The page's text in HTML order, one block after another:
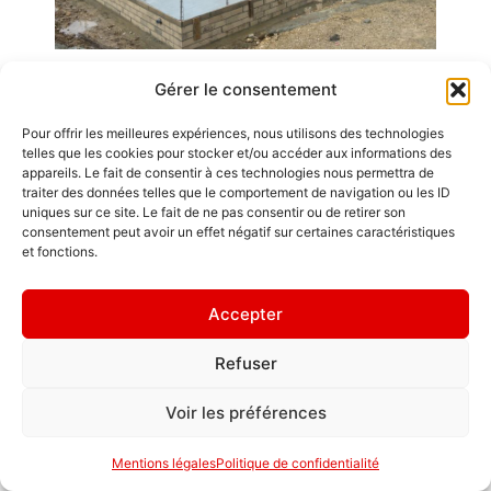
Gérer le consentement
Pour offrir les meilleures expériences, nous utilisons des technologies
telles que les cookies pour stocker et/ou accéder aux informations des
appareils. Le fait de consentir à ces technologies nous permettra de
traiter des données telles que le comportement de navigation ou les ID
uniques sur ce site. Le fait de ne pas consentir ou de retirer son
consentement peut avoir un effet négatif sur certaines caractéristiques
et fonctions.
Accepter
Refuser
Voir les préférences
Mentions légalesPolitique de confidentialité
Emplois
Contact / Accès
Mentions légales
" Chacun est roi
Politique de
confidentialité
GDL Construction
2026
6, Rue des
Planches
ZA La Croix de